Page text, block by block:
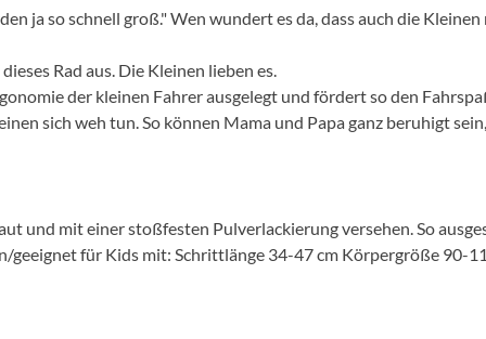
Lezyne
Mcfk
ja so schnell groß." Wen wundert es da, dass auch die
Rad aus. Die Kleinen lieben es.
der kleinen Fahrer ausgelegt und fördert so den
sich weh tun. So können Mama und Papa ganz beruhigt
und mit einer stoßfesten Pulverlackierung versehen. So
für Kids mit: Schrittlänge 34-47 cm Körpergröße 90-